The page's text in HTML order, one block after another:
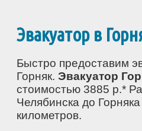
Эвакуатор в
Быстро предоставим
Горняк.Эвакуатор
стоимостью 3885 р.*
Челябинска до
километров.